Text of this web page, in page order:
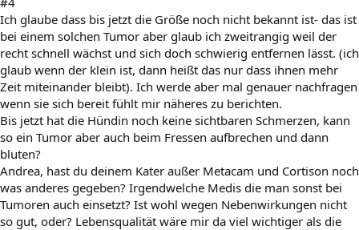
Ich glaube dass bis jetzt die Größe noch nicht bekannt ist- das ist
bei einem solchen Tumor aber glaub ich zweitrangig weil der
recht schnell wächst und sich doch schwierig entfernen lässt. (ich
glaub wenn der klein ist, dann heißt das nur dass ihnen mehr
Zeit miteinander bleibt). Ich werde aber mal genauer nachfragen
wenn sie sich bereit fühlt mir näheres zu berichten.
Bis jetzt hat die Hündin noch keine sichtbaren Schmerzen, kann
so ein Tumor aber auch beim Fressen aufbrechen und dann
bluten?
Andrea, hast du deinem Kater außer Metacam und Cortison noch
was anderes gegeben? Irgendwelche Medis die man sonst bei
Tumoren auch einsetzt? Ist wohl wegen Nebenwirkungen nicht
so gut, oder? Lebensqualität wäre mir da viel wichtiger als die